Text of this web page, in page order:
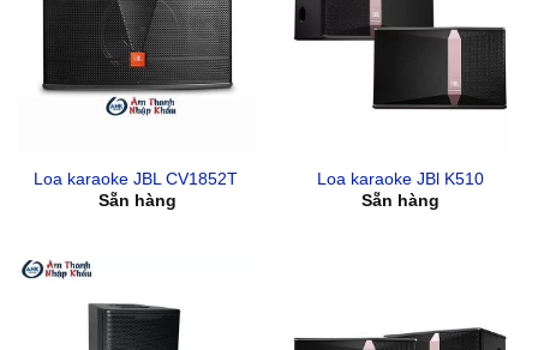
Loa karaoke JBL CV1852T
Sẵn hàng
Loa karaoke JBl K510
Sẵn hàng